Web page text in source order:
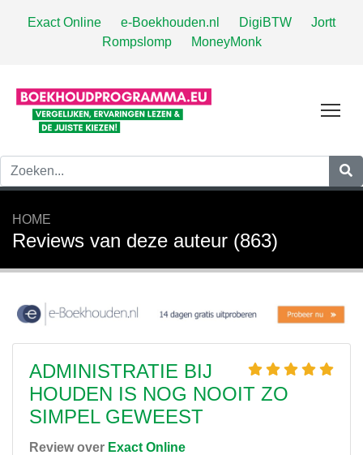
Exact Online e-Boekhouden.nl DigiBTW
Jortt
Rompslomp
MoneyMonk
HOME
Reviews van deze auteur (863)
ADMINISTRATIE BIJ
HOUDEN IS NOG NOOIT ZO
SIMPEL GEWEEST
Review over Exact Online